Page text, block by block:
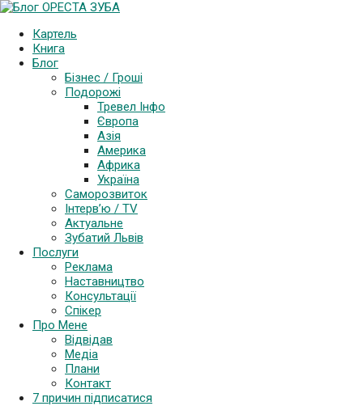
Картель
Книга
Блог
Бізнес / Гроші
Подорожі
Тревел Інфо
Європа
Азія
Америка
Африка
Україна
Саморозвиток
Інтерв’ю / TV
Актуальне
Зубатий Львів
Послуги
Реклама
Наставництво
Консультації
Спікер
Про Мене
Відвідав
Медіа
Плани
Контакт
7 причин підписатися